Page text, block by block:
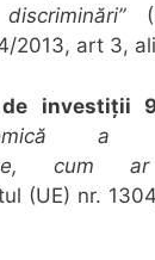
”
2013, art 3,
de investiții
a
cum
(UE) nr.